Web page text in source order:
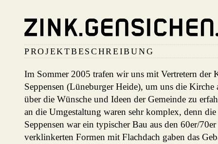
PROJEKTBESCHREIBUNG
Im Sommer 2005 trafen wir uns mit Vertretern der
Seppensen (Lüneburger Heide), um uns die Kirche
über die Wünsche und Ideen der Gemeinde zu
an die Umgestaltung waren sehr komplex, denn
Seppensen war ein typischer Bau aus den 60er/
verklinkerten Formen mit Flachdach gaben das